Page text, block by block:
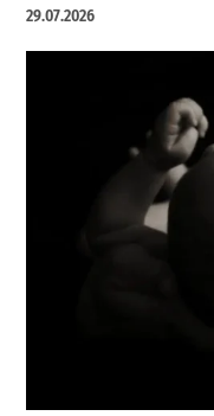
29.07.2026